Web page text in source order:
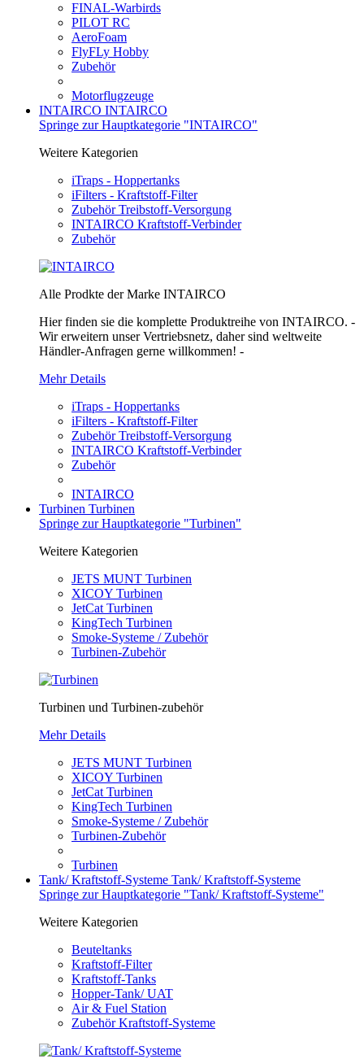
FINAL-Warbirds
PILOT RC
AeroFoam
FlyFLy Hobby
Zubehör
Motorflugzeuge
INTAIRCO INTAIRCO
Springe zur Hauptkategorie "INTAIRCO"
Weitere Kategorien
iTraps - Hoppertanks
iFilters - Kraftstoff-Filter
Zubehör Treibstoff-Versorgung
INTAIRCO Kraftstoff-Verbinder
Zubehör
Alle Prodkte der Marke INTAIRCO
Hier finden sie die komplette Produktreihe von INTAIRCO. -
Wir erweitern unser Vertriebsnetz, daher sind weltweite
Händler-Anfragen gerne willkommen! -
Mehr Details
iTraps - Hoppertanks
iFilters - Kraftstoff-Filter
Zubehör Treibstoff-Versorgung
INTAIRCO Kraftstoff-Verbinder
Zubehör
INTAIRCO
Turbinen Turbinen
Springe zur Hauptkategorie "Turbinen"
Weitere Kategorien
JETS MUNT Turbinen
XICOY Turbinen
JetCat Turbinen
KingTech Turbinen
Smoke-Systeme / Zubehör
Turbinen-Zubehör
Turbinen und Turbinen-zubehör
Mehr Details
JETS MUNT Turbinen
XICOY Turbinen
JetCat Turbinen
KingTech Turbinen
Smoke-Systeme / Zubehör
Turbinen-Zubehör
Turbinen
Tank/ Kraftstoff-Systeme Tank/ Kraftstoff-Systeme
Springe zur Hauptkategorie "Tank/ Kraftstoff-Systeme"
Weitere Kategorien
Beuteltanks
Kraftstoff-Filter
Kraftstoff-Tanks
Hopper-Tank/ UAT
Air & Fuel Station
Zubehör Kraftstoff-Systeme